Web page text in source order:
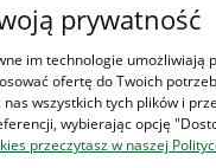
prywatność
im technologie umożliwiają
ofertę do Twoich
wszystkich tych plików i
wybierając opcję
przeczytasz w naszej